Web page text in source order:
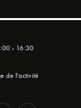
› 16:30
de l'activité